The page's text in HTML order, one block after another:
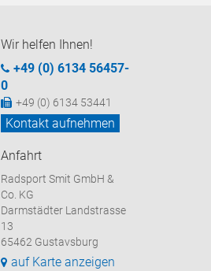
Wir helfen Ihnen!
+49 (0) 6134 56457-
0
+49 (0) 6134 53441
Kontakt aufnehmen
Anfahrt
Radsport Smit GmbH &
Co. KG
Darmstädter Landstrasse
13
65462 Gustavsburg
auf Karte anzeigen